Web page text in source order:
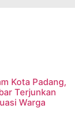
Kota Padang,
Terjunkan
Warga